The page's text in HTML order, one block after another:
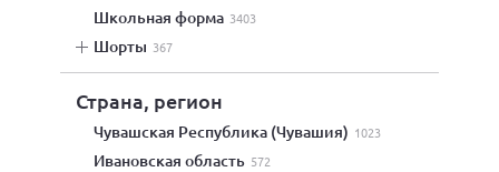
школьная форма 3403
шорты 367
Страна, регион
Чувашская Республика (Чувашия) 1023
Ивановская область 572